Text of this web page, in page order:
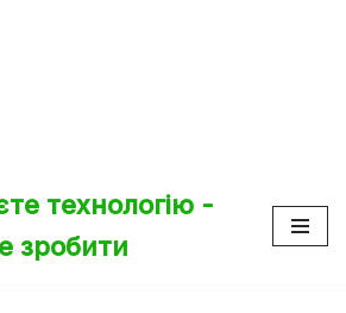
технологію -
зробити